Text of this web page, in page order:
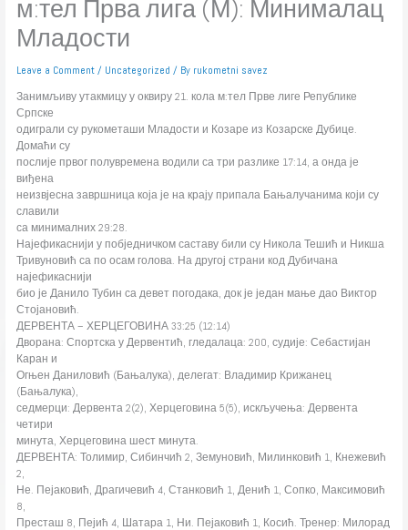
м:тел Прва лига (М): Минималац
Младости
Leave a Comment / Uncategorized / By rukometni savez
Занимљиву утакмицу у оквиру 21. кола м:тел Прве лиге Републике
Српске
одиграли су рукометаши Младости и Козаре из Козарске Дубице.
Домаћи су
послије првог полувремена водили са три разлике 17:14, а онда је
виђена
неизвјесна завршница која је на крају припала Бањалучанима који су
славили
са минималних 29:28.
Најефикаснији у побједничком саставу били су Никола Тешић и Никша
Тривуновић са по осам голова. На другој страни код Дубичана
најефикаснији
био је Данило Тубин са девет погодака, док је један мање дао Виктор
Стојановић.
ДЕРВЕНТА – ХЕРЦЕГОВИНА 33:25 (12:14)
Дворана: Спортска у Дервентић, гледалаца: 200, судије: Себастијан
Каран и
Огњен Даниловић (Бањалука), делегат: Владимир Крижанец
(Бањалука),
седмерци: Дервента 2(2), Херцеговина 5(5), искључења: Дервента
четири
минута, Херцеговина шест минута.
ДЕРВЕНТА: Толимир, Сибинчић 2, Земуновић, Милинковић 1, Кнежевић
2,
Не. Пејаковић, Драгичевић 4, Станковић 1, Денић 1, Сопко, Максимовић
8,
Престаш 8, Пејић 4, Шатара 1, Ни. Пејаковић 1, Косић. Тренер: Милорад